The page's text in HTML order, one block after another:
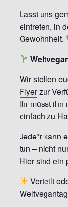
Lasst uns
eintreten, in
Gewohnheit.
Wir stellen
Flyerzur
Ihr müsst ihn
einfach zu
Jede*r kann
tun – nicht
Hier sind ein
Verteilt